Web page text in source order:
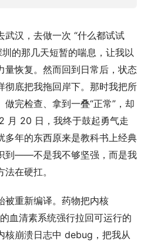
武汉，去做一次 “什么都试试
的那几天短暂的喘息，让我以
量恢复。然而回到日常后，状态
彻底把我拖回岸下。那时我把所
完检查、拿到一叠“正常”，却
月 20 日，我终于鼓起勇气走
多年的东西原来是教科书上经典
到——不是我不够坚强，而是我
在硬扛。
被重新编译。药物把内核
血清素系统强行拉回可运行的
核崩溃日志中 debug，把我从